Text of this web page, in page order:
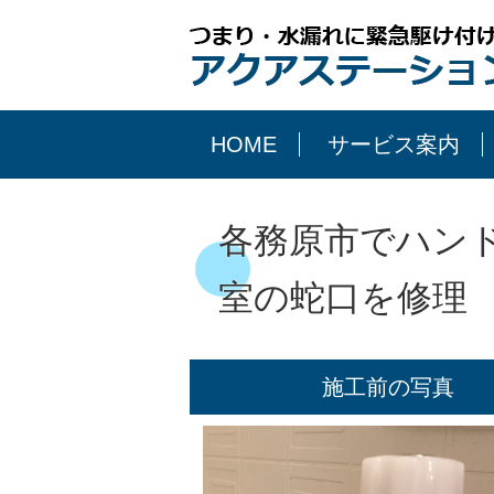
HOME サービス案内
各務原市でハン
室の蛇口を修理
施工前の写真